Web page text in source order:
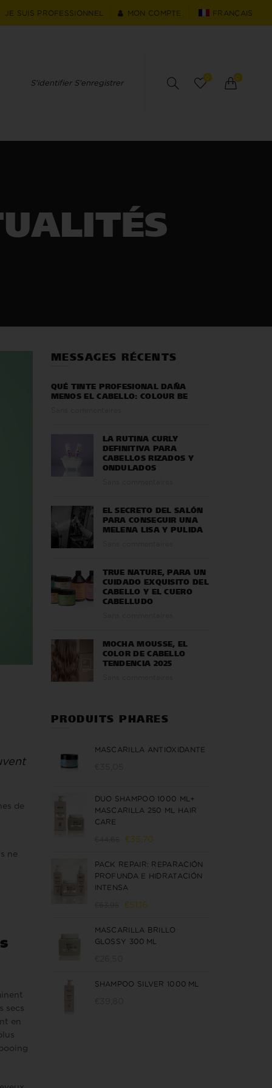
JE SUIS PROFESSIONNEL MON COMPTE FRANÇAIS
S'identifier S'enregistrer
0 0
de
ne
secs
en
MESSAGES RÉCENTS
QUÉ TINTE PROFESIONAL DAÑA
MENOS EL CABELLO: COLOUR BE
LA RUTINA CURLY
DEFINITIVA PARA
CABELLOS RIZADOS Y
ONDULADOS
EL SECRETO DEL SALÓN
PARA CONSEGUIR UNA
MELENA LISA Y PULIDA
TRUE NATURE, PARA UN
CUIDADO EXQUISITO DEL
CABELLO Y EL CUERO
CABELLUDO
MOCHA MOUSSE, EL
COLOR DE CABELLO
TENDENCIA 2025
PRODUITS PHARES
MASCARILLA ANTIOXIDANTE
DUO SHAMPOO 1000 ML+
MASCARILLA 250 ML HAIR
CARE
Le
initial
était :
€44,65.
€35,70
actuel
est :
PACK REPAIR: REPARACIÓN
PROFUNDA E HIDRATACIÓN
INTENSA
Le
initial
était :
€51,16
actuel
est :
MASCARILLA BRILLO
GLOSSY 300 ML
SHAMPOO SILVER 1000 ML